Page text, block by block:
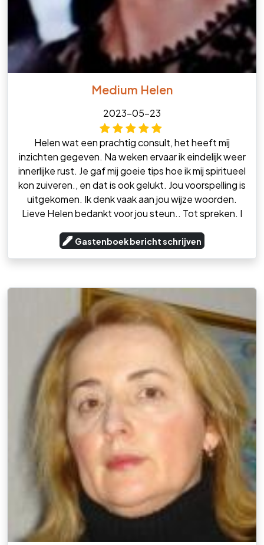
Medium Helen
2023-05-23
Helen wat een prachtig consult, het heeft mij
inzichten gegeven. Na weken ervaar ik eindelijk weer
innerlijke rust. Je gaf mij goeie tips hoe ik mij spiritueel
kon zuiveren., en dat is ook gelukt. Jou voorspelling is
uitgekomen. Ik denk vaak aan jou wijze woorden.
Lieve Helen bedankt voor jou steun.. Tot spreken. I
Gastenboek bericht schrijven